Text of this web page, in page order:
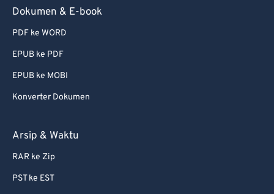
Dokumen & E-book
PDF ke WORD
EPUB ke PDF
EPUB ke MOBI
Konverter Dokumen
Arsip & Waktu
RAR ke Zip
PST ke EST